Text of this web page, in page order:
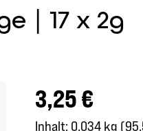
| 17 x 2g
Regulärer Preis:
3,25 €
Inhalt: 0.034 kg